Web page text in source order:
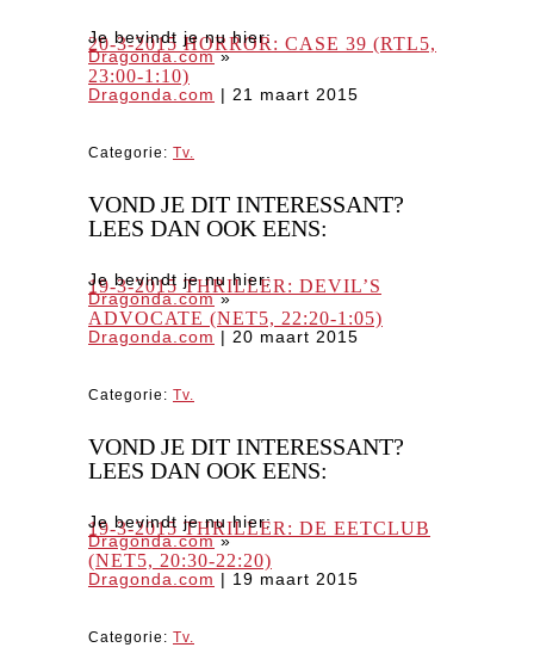
20-3-2015 HORROR: CASE 39 (RTL5,
23:00-1:10)
Je bevindt je nu hier:
Dragonda.com»
Dragonda.com | 21 maart 2015
Categorie: Tv.
VOND JE DIT INTERESSANT?
LEES DAN OOK EENS:
19-3-2015 THRILLER: DEVIL’S
ADVOCATE (NET5, 22:20-1:05)
Je bevindt je nu hier:
Dragonda.com»
Dragonda.com | 20 maart 2015
Categorie: Tv.
VOND JE DIT INTERESSANT?
LEES DAN OOK EENS:
19-3-2015 THRILLER: DE EETCLUB
(NET5, 20:30-22:20)
Je bevindt je nu hier:
Dragonda.com»
Dragonda.com | 19 maart 2015
Categorie: Tv.